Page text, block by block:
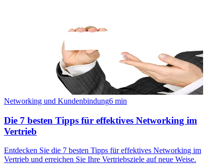
Networking und Kundenbindung6 min
Die 7 besten Tipps für effektives Networking im
Vertrieb
Entdecken Sie die 7 besten Tipps für effektives Networking im
Vertrieb und erreichen Sie Ihre Vertriebsziele auf neue Weise.